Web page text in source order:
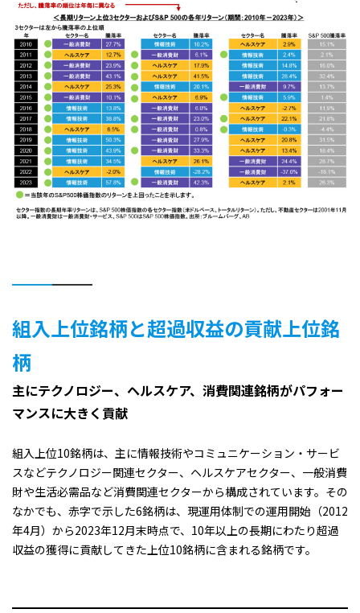
組入上位銘柄と超過収益の貢献上位銘
柄
主にテクノロジー、ヘルスケア、消費関連銘柄がパフォー
マンスに大きく貢献
組入上位10銘柄は、主に情報技術やコミュニケーション・サービ
スなどテクノロジー関連セクター、ヘルスケアセクター、一般消費
財や生活必需品など消費関連セクターから構成されています。その
なかでも、赤字で示した6銘柄は、現運用体制での運用開始（2012
年4月）から2023年12月末時点で、10年以上の長期にわたり超過
収益の獲得に貢献してきた上位10銘柄に含まれる銘柄です。